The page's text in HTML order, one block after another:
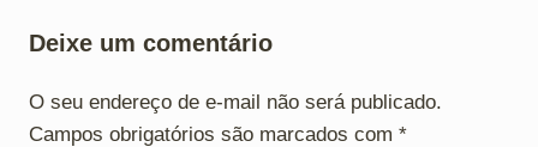
Deixe um comentário
O seu endereço de e-mail não será publicado.
Campos obrigatórios são marcados com *